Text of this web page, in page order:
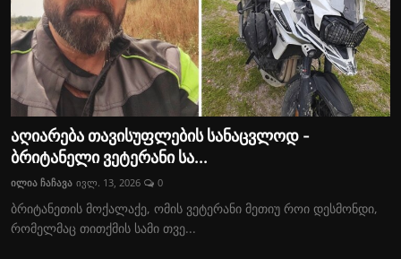
აღიარება თავისუფლების სანაცვლოდ -
ბრიტანელი ვეტერანი სა...
ილია ჩაჩავა ივლ. 13, 2026 0
ბრიტანეთის მოქალაქე, ომის ვეტერანი მეთიუ როი დესმონდი,
რომელმაც თითქმის სამი თვე...